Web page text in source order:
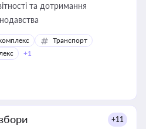
та дотримання
Транспорт
+1
+11